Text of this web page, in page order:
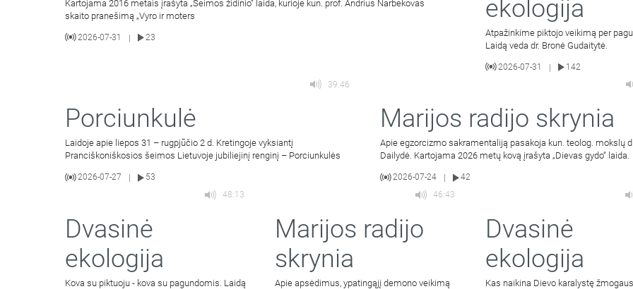
Kartojama 2016 metais įrašyta „Šeimos židinio“ laida, kurioje kun. prof. Andrius Narbekovas
skaito pranešimą „Vyro ir moters
2026-07-31 | 23
ekologija
Atpažinkime piktojo veikimą per
Laidą veda dr. Bronė Gudaitytė.
2026-07-31 |
142
39:46
Porciunkulė
Laidoje apie liepos 31 – rugpjūčio 2 d. Kretingoje vyksiantį
Pranciškoniškosios šeimos Lietuvoje jubiliejinį renginį – Porciunkulės
2026-07-27 53
Marijos radijo skrynia
Apie egzorcizmo sakramentaliją pasakoja kun. teolog. mokslų
Dailydė. Kartojama 2026 metų kovą įrašyta „Dievas gydo“ laida.
2026-07-24
42
48:13
Dvasinė
ekologija
Kova su piktuoju - kova su pagundomis. Laidą
46:43
Marijos radijo
skrynia
Apie apsėdimus, ypatingąjį demono veikimą
Dvasinė
ekologija
Kas naikina Dievo karalystę